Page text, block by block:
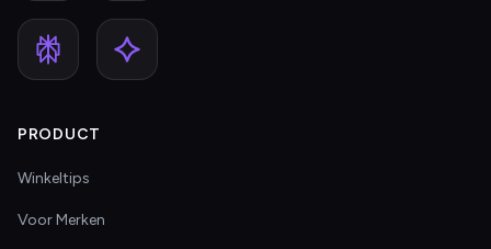
PRODUCT
Winkeltips
Voor Merken